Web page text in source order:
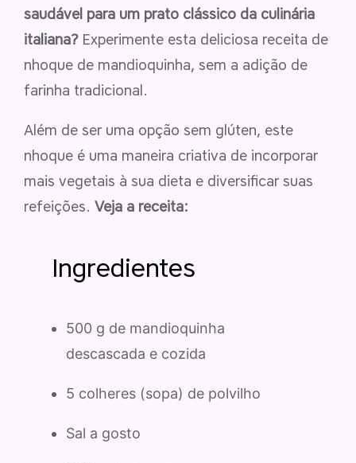
saudável para um prato clássico da culinária
italiana? Experimente esta deliciosa receita de
nhoque de mandioquinha, sem a adição de
farinha tradicional.
Além de ser uma opção sem glúten, este
nhoque é uma maneira criativa de incorporar
mais vegetais à sua dieta e diversificar suas
refeições. Veja a receita:
Ingredientes
500 g de mandioquinha
descascada e cozida
5 colheres (sopa) de polvilho
Sal a gosto